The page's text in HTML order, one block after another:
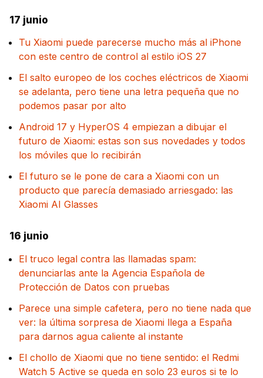
17 junio
Tu Xiaomi puede parecerse mucho más al iPhone
con este centro de control al estilo iOS 27
El salto europeo de los coches eléctricos de Xiaomi
se adelanta, pero tiene una letra pequeña que no
podemos pasar por alto
Android 17 y HyperOS 4 empiezan a dibujar el
futuro de Xiaomi: estas son sus novedades y todos
los móviles que lo recibirán
El futuro se le pone de cara a Xiaomi con un
producto que parecía demasiado arriesgado: las
Xiaomi AI Glasses
16 junio
El truco legal contra las llamadas spam:
denunciarlas ante la Agencia Española de
Protección de Datos con pruebas
Parece una simple cafetera, pero no tiene nada que
ver: la última sorpresa de Xiaomi llega a España
para darnos agua caliente al instante
El chollo de Xiaomi que no tiene sentido: el Redmi
Watch 5 Active se queda en solo 23 euros si te lo